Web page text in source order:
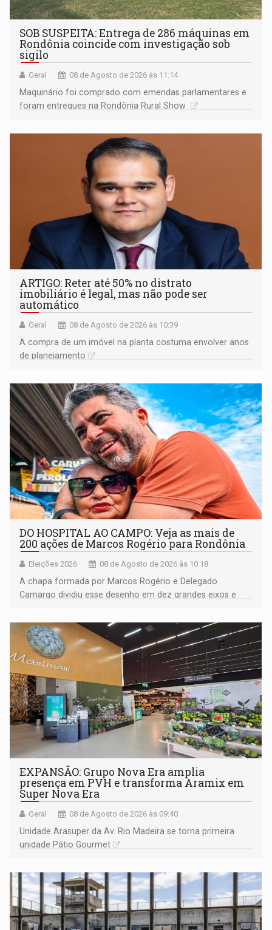
SOB SUSPEITA: Entrega de 286 máquinas em
Rondônia coincide com investigação sob
sigilo
Geral 08 de Agosto de 2026 às 11:14
Maquinário foi comprado com emendas parlamentares e
foram entregues na Rondônia Rural Show
ARTIGO: Reter até 50% no distrato
imobiliário é legal, mas não pode ser
automático
Geral 08 de Agosto de 2026 às 10:39
A compra de um imóvel na planta costuma envolver anos
de planejamento
DO HOSPITAL AO CAMPO: Veja as mais de
200 ações de Marcos Rogério para Rondônia
Eleições 2026 08 de Agosto de 2026 às 10:18
A chapa formada por Marcos Rogério e Delegado
Camargo dividiu esse desenho em dez grandes eixos e
EXPANSÃO: Grupo Nova Era amplia
presença em PVH e transforma Aramix em
Super Nova Era
Geral 08 de Agosto de 2026 às 09:40
Unidade Arasuper da Av. Rio Madeira se torna primeira
unidade Pátio Gourmet